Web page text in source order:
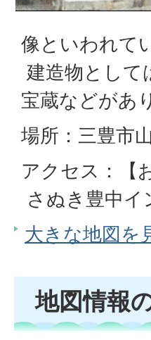
像といわれて
建造物として
宝蔵などがあ
場所：三豊市
アクセス：【
さぬき豊中イ
大きな地図を
地図情報